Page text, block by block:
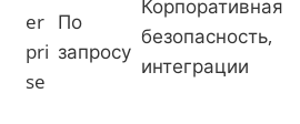
er
pri
se
По
запросу
Корпоративная
безопасность,
интеграции